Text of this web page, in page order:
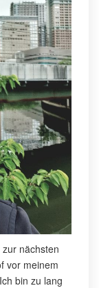
nächsten
vor meinem
bin zu lang